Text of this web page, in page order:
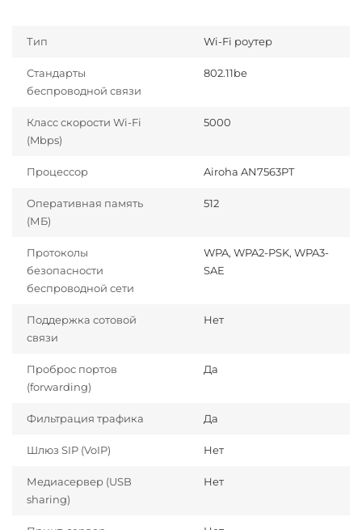
Тип Wi-Fi роутер
Стандарты
беспроводной связи
802.11be
Класс скорости Wi-Fi
(Mbps)
5000
Процессор Airoha AN7563PT
Оперативная память
(МБ)
512
Протоколы
безопасности
беспроводной сети
WPA, WPA2-PSK, WPA3-
SAE
Поддержка сотовой
связи
Нет
Проброс портов
(forwarding)
Да
Фильтрация трафика Да
Шлюз SIP (VoIP) Нет
Медиасервер (USB
sharing)
Нет